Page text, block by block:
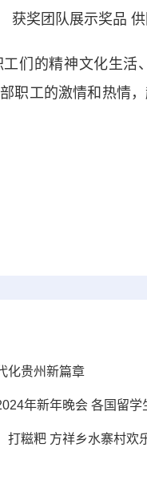
获奖团队展示奖品
的精神文化生活
职工的激情和热情
化贵州新篇章
年新年晚会 各国留学
打糍粑 方祥乡水寨村欢